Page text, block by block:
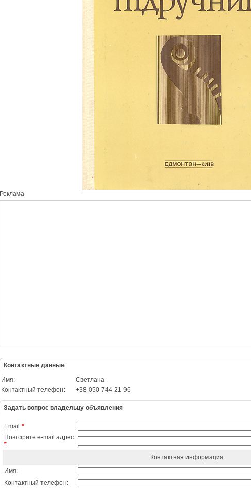
Реклама
Контактные данные
Имя:
Светлана
Контактный телефон:
+38-050-744-21-96
Задать вопрос владельцу объявления
Email *
Повторите e-mail адрес
*
Контактная информация
Имя:
Контактный телефон: